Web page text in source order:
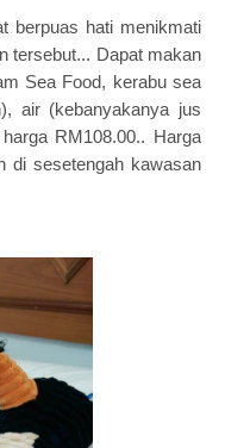
berpuas hati menikmati
tersebut... Dapat makan
Sea Food, kerabu sea
air (kebanyakanya jus
RM108.00.. Harga
di sesetengah kawasan